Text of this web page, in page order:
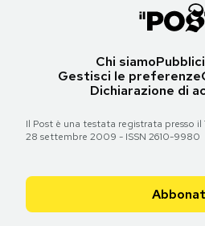
Chi siamo
Gestisci le preferenze
Dichiarazione di
Il Post è una testata registrata presso
28 settembre 2009 - ISSN 2610-9980